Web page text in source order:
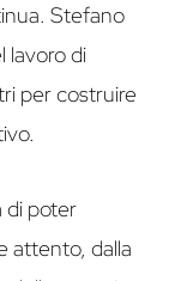
Stefano
lavoro di
per costruire
di poter
attento, dalla